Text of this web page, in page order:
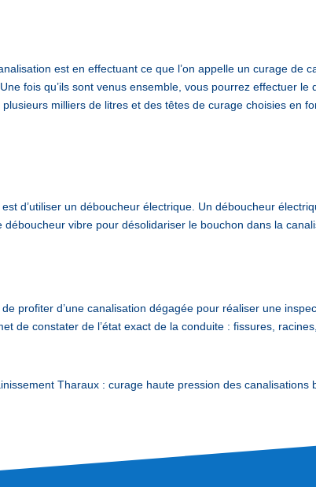
est en effectuant ce que l’on appelle un curage de
fois qu’ils sont venus ensemble, vous pourrez effectuer le
milliers de litres et des têtes de curage choisies en
d’utiliser un déboucheur électrique. Un déboucheur
vibre pour désolidariser le bouchon dans la
profiter d’une canalisation dégagée pour réaliser une
de constater de l’état exact de la conduite : fissures,
Tharaux : curage haute pression des